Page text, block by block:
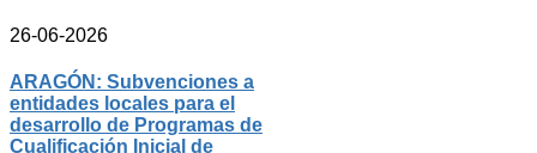
26-06-2026
ARAGÓN: Subvenciones a
entidades locales para el
desarrollo de Programas de
Cualificación Inicial de